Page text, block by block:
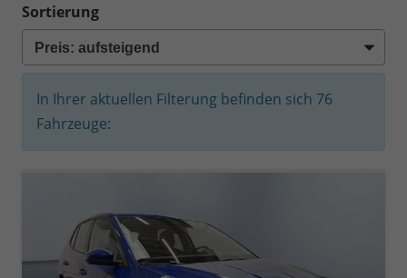
Sortierung
In Ihrer aktuellen Filterung befinden sich 76
Fahrzeuge: